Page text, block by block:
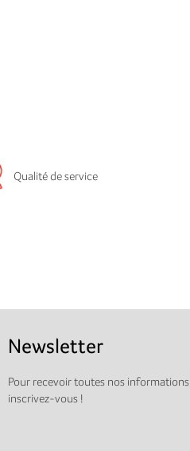
Qualité de service
Newsletter
Pour recevoir toutes nos informations,
inscrivez-vous !